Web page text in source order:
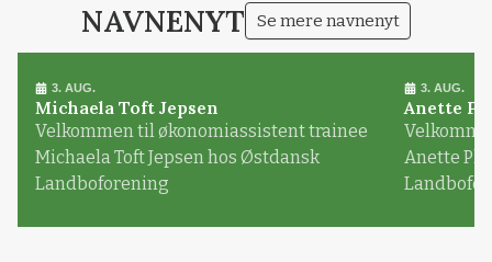
NAVNENYT Se mere navnenyt
3. AUG.
Michaela Toft Jepsen
Velkommen til økonomiassistent trainee
Michaela Toft Jepsen hos Østdansk
Landboforening
3. AUG.
Anette
Anette